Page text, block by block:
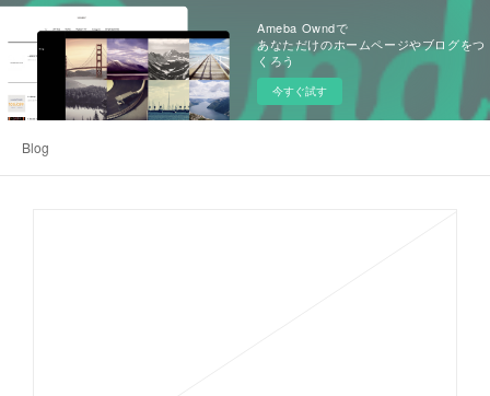
Ameba Owndで
あなただけのホームページやブログをつ
くろう
今すぐ試す
Blog